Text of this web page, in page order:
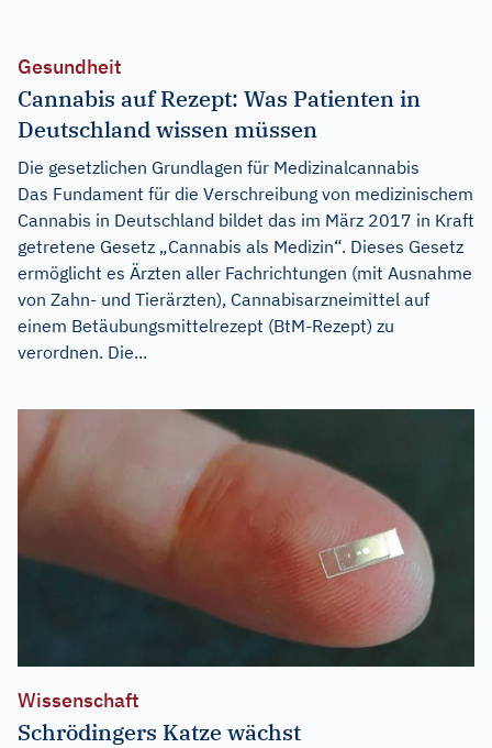
Gesundheit
Cannabis auf Rezept: Was Patienten in
Deutschland wissen müssen
Die gesetzlichen Grundlagen für Medizinalcannabis
Das Fundament für die Verschreibung von medizinischem
Cannabis in Deutschland bildet das im März 2017 in Kraft
getretene Gesetz „Cannabis als Medizin“. Dieses Gesetz
ermöglicht es Ärzten aller Fachrichtungen (mit Ausnahme
von Zahn- und Tierärzten), Cannabisarzneimittel auf
einem Betäubungsmittelrezept (BtM-Rezept) zu
verordnen. Die...
Wissenschaft
Schrödingers Katze wächst